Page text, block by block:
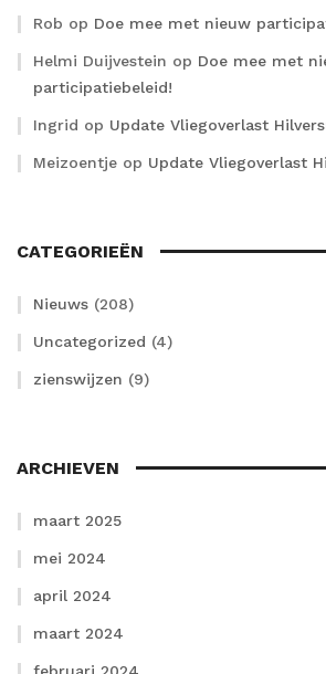
Rob op Doe mee met nieuw
Helmi Duijvestein op Doe mee met
participatiebeleid!
Ingrid op Update Vliegoverlast
Meizoentje op Update Vliegoverlast
CATEGORIEËN
Nieuws (208)
Uncategorized (4)
zienswijzen (9)
ARCHIEVEN
maart 2025
mei 2024
april 2024
maart 2024